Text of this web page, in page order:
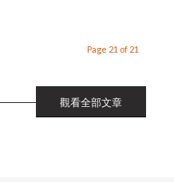
Page 21 of 21
觀看全部文章